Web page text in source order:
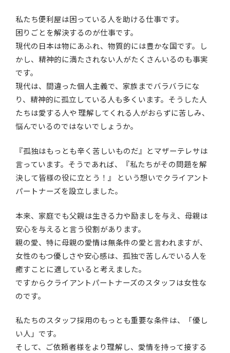
私たち便利屋は困っている人を助ける仕事です。
困りごとを解決するのが仕事です。
現代の日本は物にあふれ、物質的には豊かな国です。し
かし、精神的に満たされない人がたくさんいるのも事実
です。
現代は、間違った個人主義で、家族までバラバラにな
り、精神的に孤立している人も多くいます。そうした人
たちは愛する人や 理解してくれる人がおらずに苦しみ、
悩んでいるのではないでしょうか。
『孤独はもっとも辛く苦しいものだ』とマザーテレサは
言っています。そうであれば、『私たちがその問題を解
決して皆様の役に立とう！』 という想いでクライアント
パートナーズを設立しました。
本来、家庭でも父親は生きる力や励ましを与え、母親は
安心を与えると言う役割があります。
親の愛、特に母親の愛情は無条件の愛と言われますが、
女性のもつ優しさや安心感は、孤独で苦しんでいる人を
癒すことに適していると考えました。
ですからクライアントパートナーズのスタッフは女性な
のです。
私たちのスタッフ採用のもっとも重要な条件は、「優し
い人」です。
そして、ご依頼者様をより理解し、愛情を持って接する